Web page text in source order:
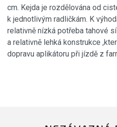
cm. Kejda je rozdělována od
k jednotlivým radličkám. K
relativně nízká potřeba tahové
a relativně lehká konstrukce
dopravu aplikátoru při jízdě z